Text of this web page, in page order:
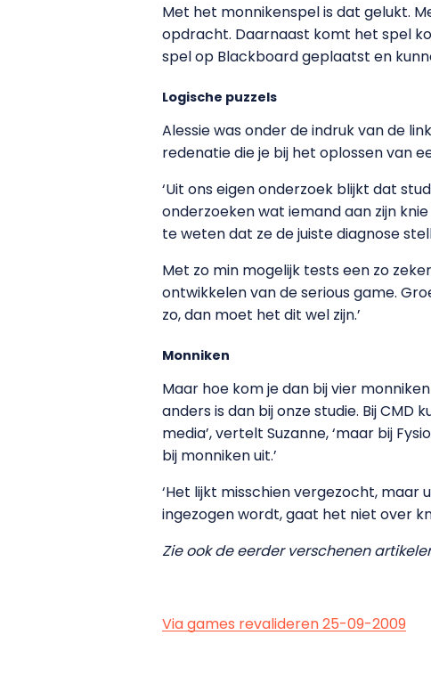
Met het monnikenspel is dat gelukt.
opdracht. Daarnaast komt het spel
spel op Blackboard geplaatst en
Logische puzzels
Alessie was onder de indruk van de
redenatie die je bij het oplossen van
‘Uit ons eigen onderzoek blijkt dat
onderzoeken wat iemand aan zijn
te weten dat ze de juiste diagnose
Met zo min mogelijk tests een zo
ontwikkelen van de serious game.
zo, dan moet het dit wel zijn.’
Monniken
Maar hoe kom je dan bij vier
anders is dan bij onze studie. Bij
media’, vertelt Suzanne, ‘maar bij
bij monniken uit.’
‘Het lijkt misschien vergezocht,
ingezogen wordt, gaat het niet over
Zie ook de eerder verschenen
Via games revalideren 25-09-2009